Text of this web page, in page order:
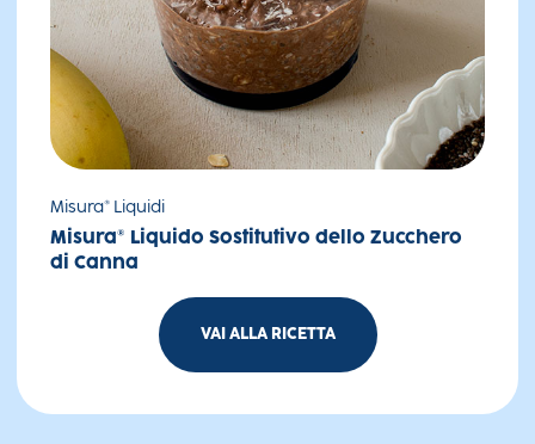
Misura® Liquidi
Misura® Liquido Sostitutivo dello Zucchero
di Canna
VAI ALLA RICETTA